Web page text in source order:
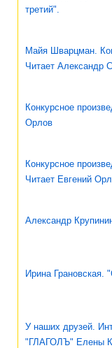
третий".
Майя Шварцман.
Читает Александр
Конкурсное
Орлов
Конкурсное
Читает Евгений
Александр
Ирина Грановская.
У наших друзей.
"ГЛАГОЛЪ" Елены